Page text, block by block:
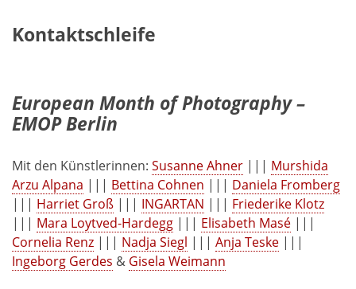
Kontaktschleife
European Month of Photography –
EMOP Berlin
Mit den Künstlerinnen: Susanne Ahner ||| Murshida
Arzu Alpana ||| Bettina Cohnen ||| Daniela Fromberg
||| Harriet Groß ||| INGARTAN ||| Friederike Klotz
||| Mara Loytved-Hardegg ||| Elisabeth Masé |||
Cornelia Renz ||| Nadja Siegl ||| Anja Teske |||
Ingeborg Gerdes & Gisela Weimann